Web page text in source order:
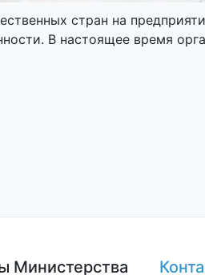
стран на
В настоящее время
Министерства